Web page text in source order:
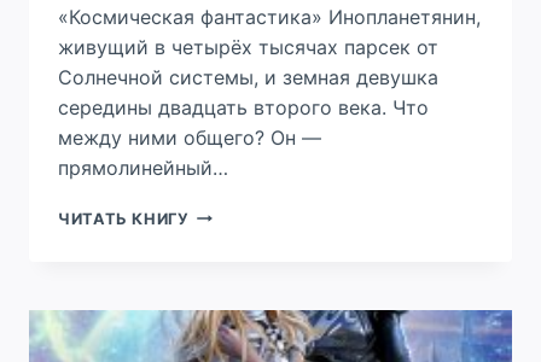
«Космическая фантастика» Инопланетянин,
живущий в четырёх тысячах парсек от
Солнечной системы, и земная девушка
середины двадцать второго века. Что
между ними общего? Он —
прямолинейный…
ЧИТАТЬ КНИГУ ЖНЕЦЫ